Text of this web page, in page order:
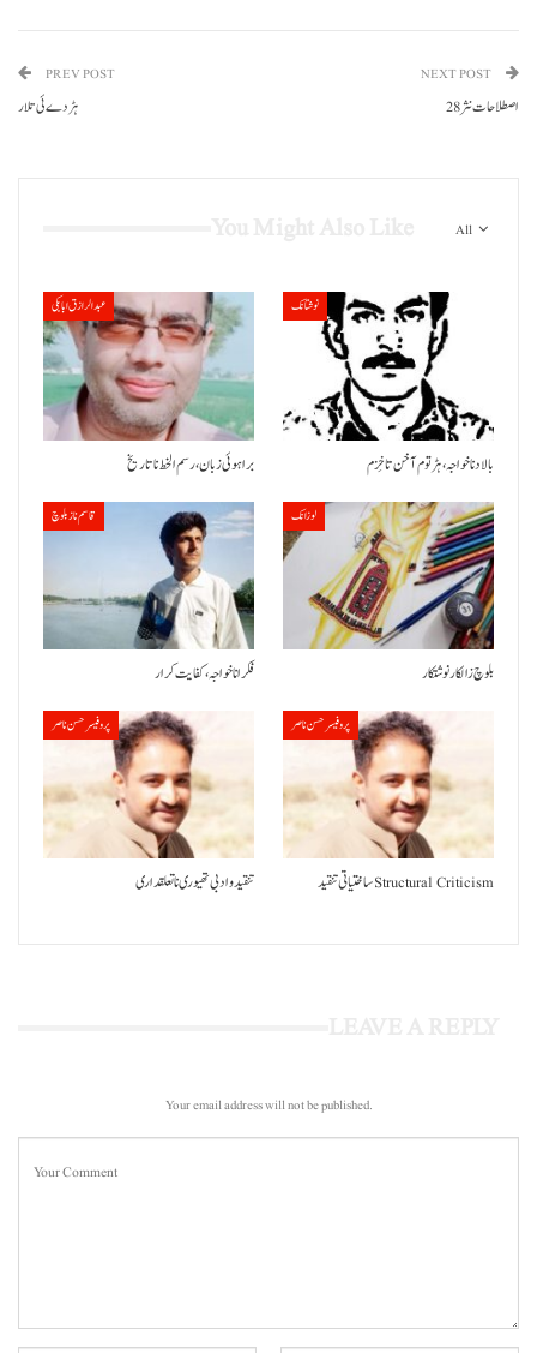
PREV POST
ہڑدے ئی تلار
NEXT POST
اصطلاحات نثر 28
All
عبدالرازق ابابکی
براہوئی زبان ،رسم الخط نا تاریخ
نوشتانک
بالاد نا خواجہ، ہڑتوم آ خن تا خِزم
قاسم ناز بلوچ
فکر انا خواجہ، کفایت کرار
لوزانک
بلوچ زالکار نوشتکار
پروفیسر حسن ناصر
تنقید و ادبی تھیوری نا تعلقداری
پروفیسر حسن ناصر
ساختیاتی تنقید Structural Criticism
Your email address will not be published.